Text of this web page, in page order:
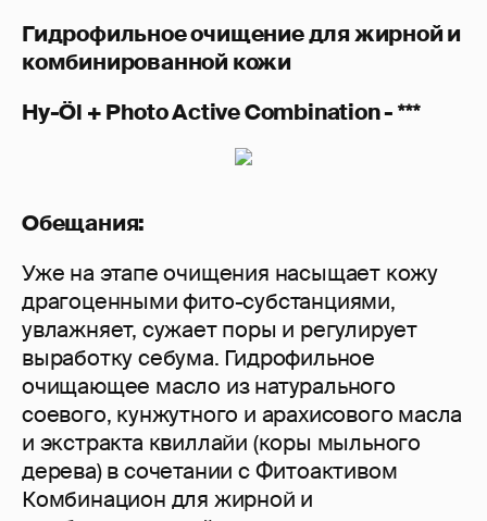
Гидрофильное очищение для жирной и
комбинированной кожи
Hy-Öl + Photo Active Combination - ***
Обещания:
Уже на этапе очищения насыщает кожу
драгоценными фито-субстанциями,
увлажняет, сужает поры и регулирует
выработку себума. Гидрофильное
очищающее масло из натурального
соевого, кунжутного и арахисового масла
и экстракта квиллайи (коры мыльного
дерева) в сочетании с Фитоактивом
Комбинацион для жирной и